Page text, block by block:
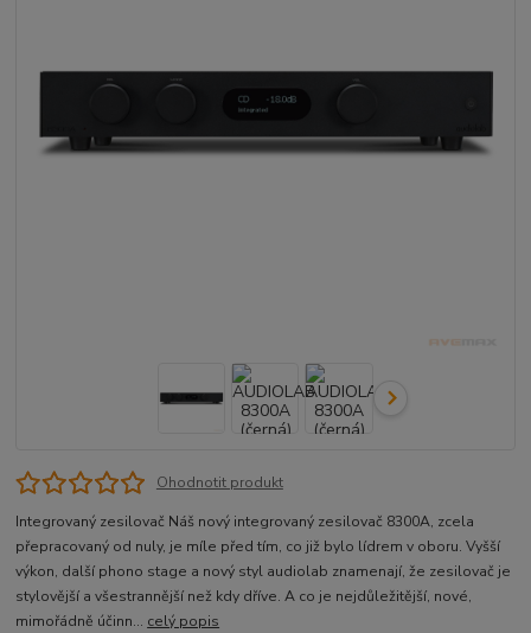
Ohodnotit produkt
Integrovaný zesilovač Náš nový integrovaný zesilovač 8300A, zcela
přepracovaný od nuly, je míle před tím, co již bylo lídrem v oboru. Vyšší
výkon, další phono stage a nový styl audiolab znamenají, že zesilovač je
stylovější a všestrannější než kdy dříve. A co je nejdůležitější, nové,
mimořádně účinn... celý popis